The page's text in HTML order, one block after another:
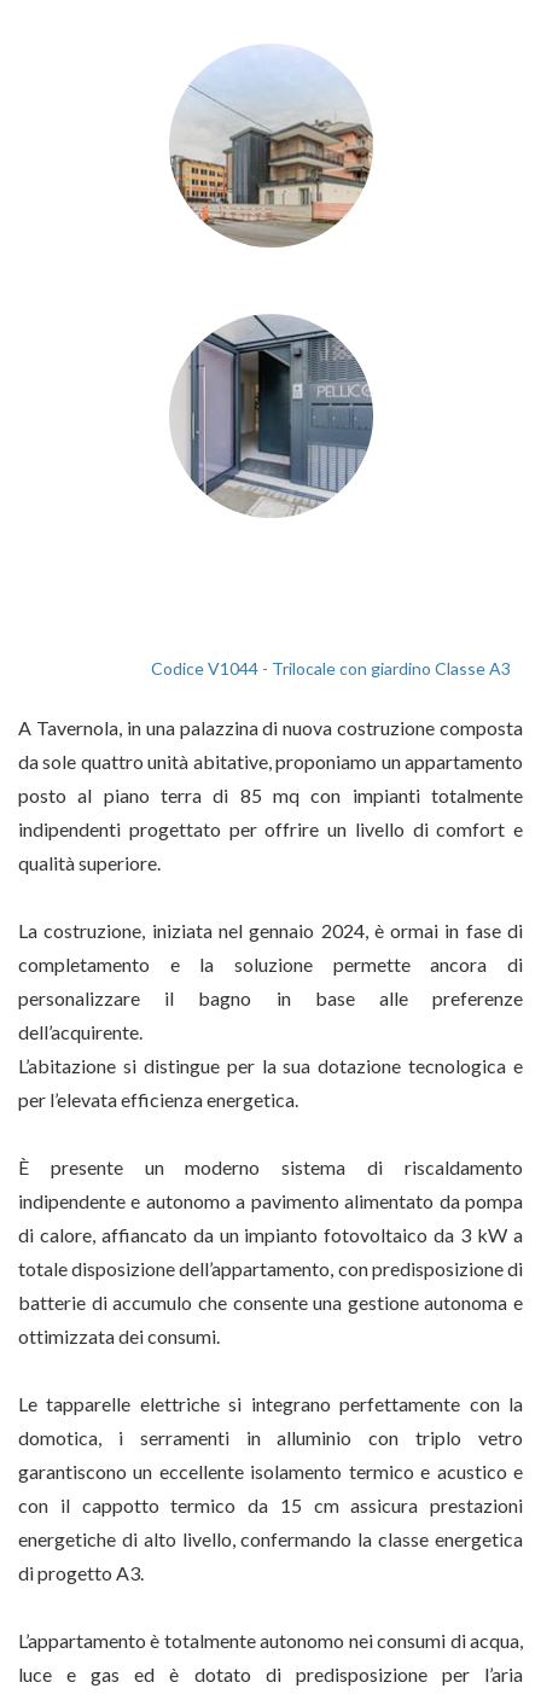
Codice V1044 - Trilocale con giardino Classe A3
A Tavernola, in una palazzina di nuova costruzione composta
da sole quattro unità abitative, proponiamo un appartamento
posto al piano terra di 85 mq con impianti totalmente
indipendenti progettato per offrire un livello di comfort e
qualità superiore.
La costruzione, iniziata nel gennaio 2024, è ormai in fase di
completamento e la soluzione permette ancora di
personalizzare il bagno in base alle preferenze
dell’acquirente.
L’abitazione si distingue per la sua dotazione tecnologica e
per l’elevata efficienza energetica.
È presente un moderno sistema di riscaldamento
indipendente e autonomo a pavimento alimentato da pompa
di calore, affiancato da un impianto fotovoltaico da 3 kW a
totale disposizione dell’appartamento, con predisposizione di
batterie di accumulo che consente una gestione autonoma e
ottimizzata dei consumi.
Le tapparelle elettriche si integrano perfettamente con la
domotica, i serramenti in alluminio con triplo vetro
garantiscono un eccellente isolamento termico e acustico e
con il cappotto termico da 15 cm assicura prestazioni
energetiche di alto livello, confermando la classe energetica
di progetto A3.
L’appartamento è totalmente autonomo nei consumi di acqua,
luce e gas ed è dotato di predisposizione per l’aria